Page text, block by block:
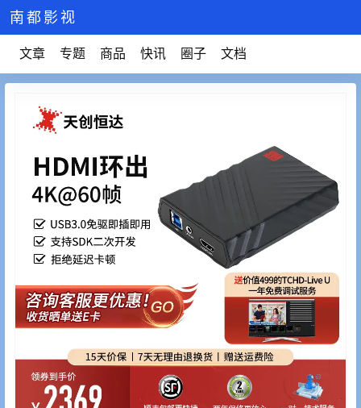
南都影视
文章 专题 商品 快讯 圈子 文档